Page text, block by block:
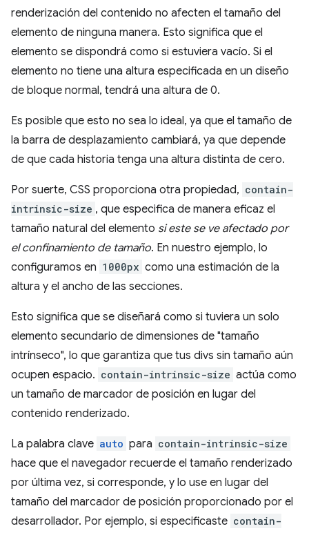
renderización del contenido no afecten el tamaño del
elemento de ninguna manera. Esto significa que el
elemento se dispondrá como si estuviera vacío. Si el
elemento no tiene una altura especificada en un diseño
de bloque normal, tendrá una altura de 0.
Es posible que esto no sea lo ideal, ya que el tamaño de
la barra de desplazamiento cambiará, ya que depende
de que cada historia tenga una altura distinta de cero.
Por suerte, CSS proporciona otra propiedad, contain-
intrinsic-size , que especifica de manera eficaz el
tamaño natural del elemento si este se ve afectado por
el confinamiento de tamaño. En nuestro ejemplo, lo
configuramos en 1000px como una estimación de la
altura y el ancho de las secciones.
Esto significa que se diseñará como si tuviera un solo
elemento secundario de dimensiones de "tamaño
intrínseco", lo que garantiza que tus divs sin tamaño aún
ocupen espacio. contain-intrinsic-size actúa como
un tamaño de marcador de posición en lugar del
contenido renderizado.
La palabra clave auto para contain-intrinsic-size
hace que el navegador recuerde el tamaño renderizado
por última vez, si corresponde, y lo use en lugar del
tamaño del marcador de posición proporcionado por el
desarrollador. Por ejemplo, si especificaste contain-